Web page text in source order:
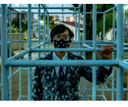
裏オーダーメイド